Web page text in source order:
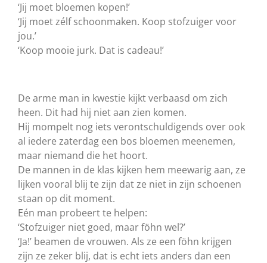
‘Jij moet bloemen kopen!’
‘Jij moet zélf schoonmaken. Koop stofzuiger voor
jou.’
‘Koop mooie jurk. Dat is cadeau!’
De arme man in kwestie kijkt verbaasd om zich
heen. Dit had hij niet aan zien komen.
Hij mompelt nog iets verontschuldigends over ook
al iedere zaterdag een bos bloemen meenemen,
maar niemand die het hoort.
De mannen in de klas kijken hem meewarig aan, ze
lijken vooral blij te zijn dat ze niet in zijn schoenen
staan op dit moment.
Eén man probeert te helpen:
‘Stofzuiger niet goed, maar föhn wel?’
‘Ja!’ beamen de vrouwen. Als ze een föhn krijgen
zijn ze zeker blij, dat is echt iets anders dan een